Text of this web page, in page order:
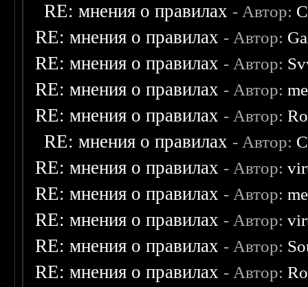
RE: мнения о правилах - Автор:
RE: мнения о правилах - Автор:
RE: мнения о правилах - Автор:
RE: мнения о правилах - Автор:
RE: мнения о правилах - Автор:
RE: мнения о правилах - Автор:
RE: мнения о правилах - Автор:
RE: мнения о правилах - Автор:
RE: мнения о правилах - Автор:
RE: мнения о правилах - Автор:
RE: мнения о правилах - Автор: